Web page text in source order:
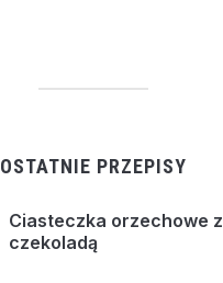
OSTATNIE PRZEPISY
Ciasteczka orzechowe z
czekoladą